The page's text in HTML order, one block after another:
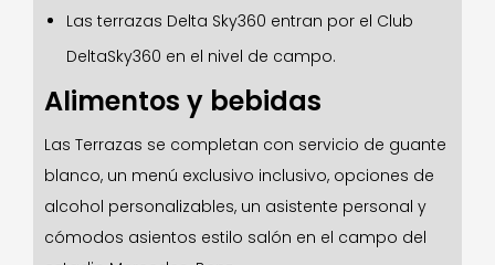
Las terrazas Delta Sky360 entran por el Club
DeltaSky360 en el nivel de campo.
Alimentos y bebidas
Las Terrazas se completan con servicio de guante
blanco, un menú exclusivo inclusivo, opciones de
alcohol personalizables, un asistente personal y
cómodos asientos estilo salón en el campo del